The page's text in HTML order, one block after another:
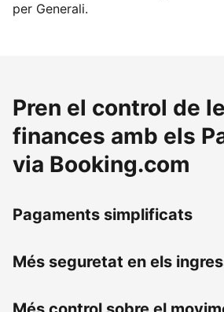
per Generali.
Pren el control de
finances amb els
via Booking.com
Pagaments simplificats
Més seguretat en els